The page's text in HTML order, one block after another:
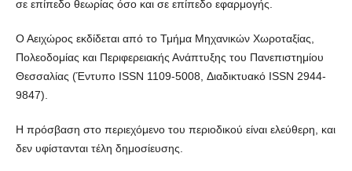
σε επίπεδο θεωρίας όσο και σε επίπεδο εφαρμογής.
Ο Αειχώρος εκδίδεται από το Τμήμα Μηχανικών Χωροταξίας,
Πολεοδομίας και Περιφερειακής Ανάπτυξης του Πανεπιστημίου
Θεσσαλίας (Έντυπο ISSN 1109-5008, Διαδικτυακό ISSN 2944-
9847).
Η πρόσβαση στο περιεχόμενο του περιοδικού είναι ελεύθερη, και
δεν υφίστανται τέλη δημοσίευσης.